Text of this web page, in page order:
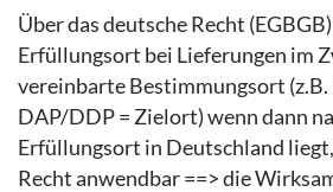
Über das deutsche Recht
Erfüllungsort bei Lieferungen im
vereinbarte Bestimmungsort (z.B.
DAP/DDP = Zielort) wenn dann
Erfüllungsort in Deutschland
Recht anwendbar ==> die